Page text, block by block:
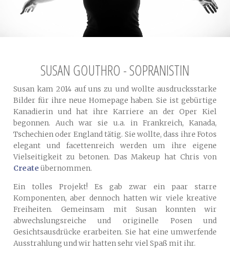
SUSAN GOUTHRO - SOPRANISTIN
Susan kam 2014 auf uns zu und wollte ausdrucksstarke
Bilder für ihre neue Homepage haben. Sie ist gebürtige
Kanadierin und hat ihre Karriere an der Oper Kiel
begonnen. Auch war sie u.a. in Frankreich, Kanada,
Tschechien oder England tätig. Sie wollte, dass ihre Fotos
elegant und facettenreich werden um ihre eigene
Vielseitigkeit zu betonen. Das Makeup hat Chris von
Create übernommen.
Ein tolles Projekt! Es gab zwar ein paar starre
Komponenten, aber dennoch hatten wir viele kreative
Freiheiten. Gemeinsam mit Susan konnten wir
abwechslungsreiche und originelle Posen und
Gesichtsausdrücke erarbeiten. Sie hat eine umwerfende
Ausstrahlung und wir hatten sehr viel Spaß mit ihr.